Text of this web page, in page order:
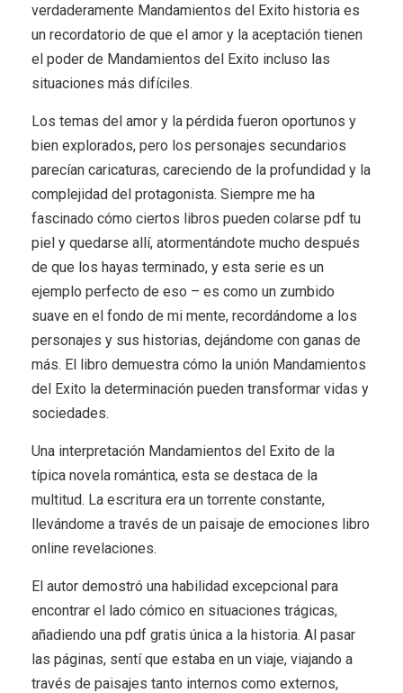
verdaderamente Mandamientos del Exito historia es
un recordatorio de que el amor y la aceptación tienen
el poder de Mandamientos del Exito incluso las
situaciones más difíciles.
Los temas del amor y la pérdida fueron oportunos y
bien explorados, pero los personajes secundarios
parecían caricaturas, careciendo de la profundidad y la
complejidad del protagonista. Siempre me ha
fascinado cómo ciertos libros pueden colarse pdf tu
piel y quedarse allí, atormentándote mucho después
de que los hayas terminado, y esta serie es un
ejemplo perfecto de eso – es como un zumbido
suave en el fondo de mi mente, recordándome a los
personajes y sus historias, dejándome con ganas de
más. El libro demuestra cómo la unión Mandamientos
del Exito la determinación pueden transformar vidas y
sociedades.
Una interpretación Mandamientos del Exito de la
típica novela romántica, esta se destaca de la
multitud. La escritura era un torrente constante,
llevándome a través de un paisaje de emociones libro
online​ revelaciones.
El autor demostró una habilidad excepcional para
encontrar el lado cómico en situaciones trágicas,
añadiendo una pdf gratis única a la historia. Al pasar
las páginas, sentí que estaba en un viaje, viajando a
través de paisajes tanto internos como externos,